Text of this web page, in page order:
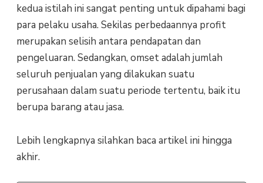
kedua istilah ini sangat penting untuk dipahami bagi
para pelaku usaha. Sekilas perbedaannya profit
merupakan selisih antara pendapatan dan
pengeluaran. Sedangkan, omset adalah jumlah
seluruh penjualan yang dilakukan suatu
perusahaan dalam suatu periode tertentu, baik itu
berupa barang atau jasa.
Lebih lengkapnya silahkan baca artikel ini hingga
akhir.